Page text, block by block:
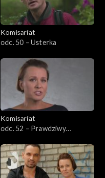
Komisariat
odc. 50 – Usterka
Komisariat
odc. 52 – Prawdziwy